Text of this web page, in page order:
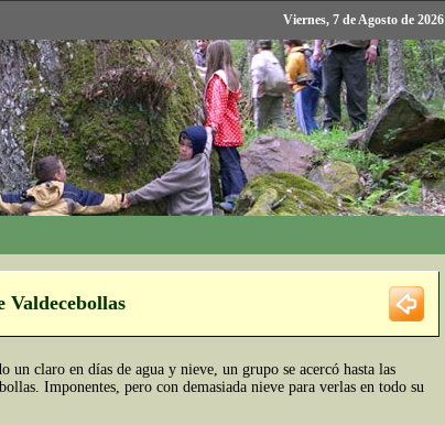
Viernes, 7 de Agosto de 2026
Valdecebollas
un claro en días de agua y nieve, un grupo se acercó hasta las
Imponentes, pero con demasiada nieve para verlas en todo su